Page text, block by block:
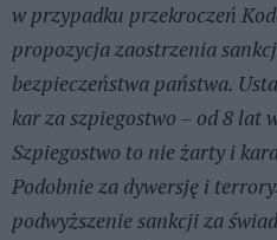
w przypadku przekroczeń
propozycja zaostrzenia
bezpieczeństwa państwa.
kar za szpiegostwo – od 8 lat
Szpiegostwo to nie żarty i
Podobnie za dywersję i
podwyższenie sankcji za